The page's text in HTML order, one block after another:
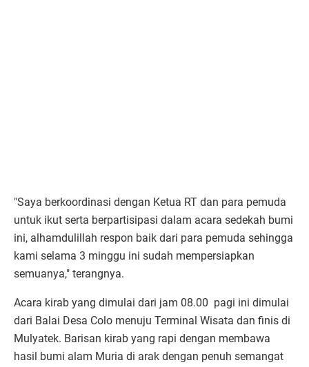
"Saya berkoordinasi dengan Ketua RT dan para pemuda
untuk ikut serta berpartisipasi dalam acara sedekah bumi
ini, alhamdulillah respon baik dari para pemuda sehingga
kami selama 3 minggu ini sudah mempersiapkan
semuanya," terangnya.
Acara kirab yang dimulai dari jam 08.00 pagi ini dimulai
dari Balai Desa Colo menuju Terminal Wisata dan finis di
Mulyatek. Barisan kirab yang rapi dengan membawa
hasil bumi alam Muria di arak dengan penuh semangat